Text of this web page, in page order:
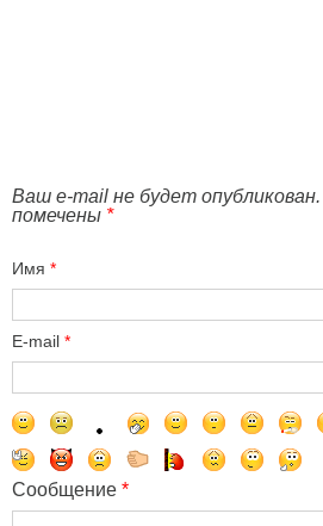
Ваш e-mail не будет
помечены *
Имя *
E-mail *
Сообщение *